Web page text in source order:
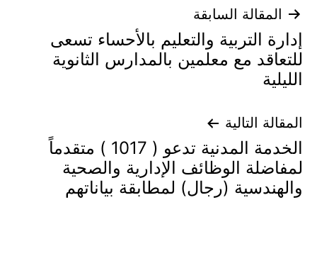
تصفّح
المقالات
المقالة السابقة
إدارة التربية والتعليم بالأحساء تسعى
للتعاقد مع معلمين بالمدارس الثانوية
الليلية
المقالة التالية
الخدمة المدنية تدعو ( 1017 ) متقدماً
لمفاضلة الوظائف الإدارية والصحية
والهندسية (رجال) لمطابقة بياناتهم